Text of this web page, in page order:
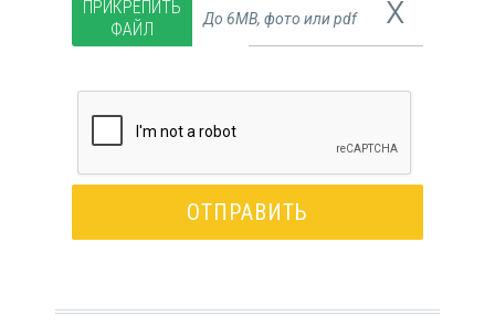
ПРИКРЕПИТЬ
ФАЙЛ
До 6MB, фото или pdf x